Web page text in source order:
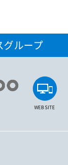
グループ
WEB SITE